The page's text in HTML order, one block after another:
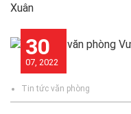
Xuân
30
07, 2022
Tin tức văn phòng